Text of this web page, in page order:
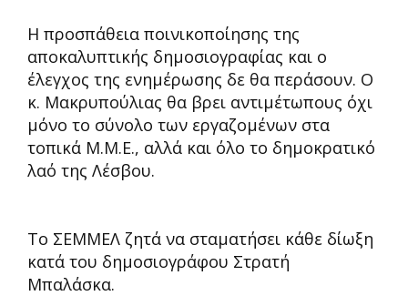
Η προσπάθεια ποινικοποίησης της
αποκαλυπτικής δημοσιογραφίας και ο
έλεγχος της ενημέρωσης δε θα περάσουν. Ο
κ. Μακρυπούλιας θα βρει αντιμέτωπους όχι
μόνο το σύνολο των εργαζομένων στα
τοπικά Μ.Μ.Ε., αλλά και όλο το δημοκρατικό
λαό της Λέσβου.
Το ΣΕΜΜΕΛ ζητά να σταματήσει κάθε δίωξη
κατά του δημοσιογράφου Στρατή
Μπαλάσκα.